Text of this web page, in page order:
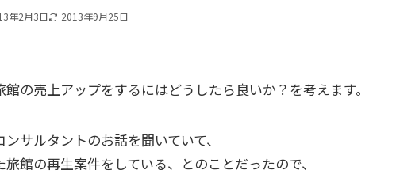
年2月3日 2013年9月25日
の売上アップをするにはどうしたら良いか？を考えます。
サルタントのお話を聞いていて、
館の再生案件をしている、とのことだったので、